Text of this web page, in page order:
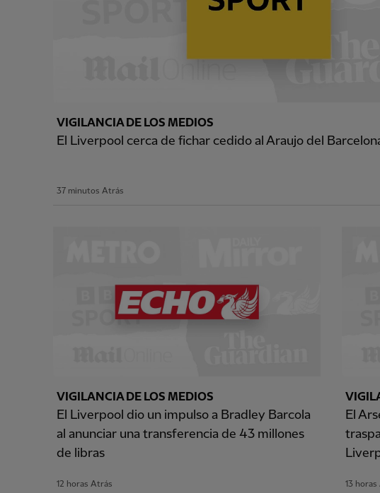
VIGILANCIA DE LOS MEDIOS
El Liverpool cerca de fichar cedido al Araujo del
37 minutos Atrás
VIGILANCIA DE LOS MEDIOS
El Liverpool dio un impulso a Bradley Barcola
al anunciar una transferencia de 43 millones
de libras
12 horas Atrás
El
13